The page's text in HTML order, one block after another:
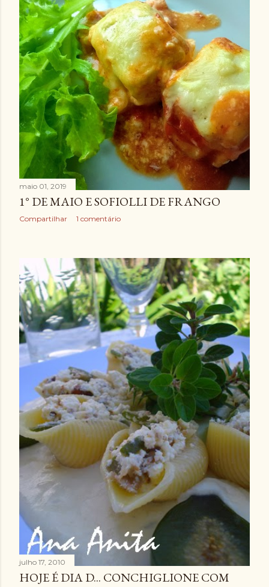
maio 01, 2019
1° DE MAIO E SOFIOLLI DE FRANGO
Compartilhar 1 comentário
julho 17, 2010
HOJE É DIA D... CONCHIGLIONE COM